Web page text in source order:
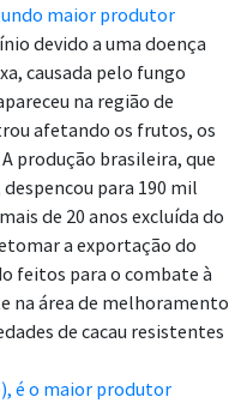
maior produtor
devido a uma doença
causada pelo fungo
na região de
afetando os frutos, os
produção brasileira, que
para 190 mil
de 20 anos excluída do
a exportação do
feitos para o combate à
na área de melhoramento
de cacau resistentes
é o maior produtor